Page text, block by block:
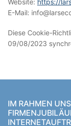
E-Mail:
Diese Cookie-
09/08/2023
IM RAHMEN